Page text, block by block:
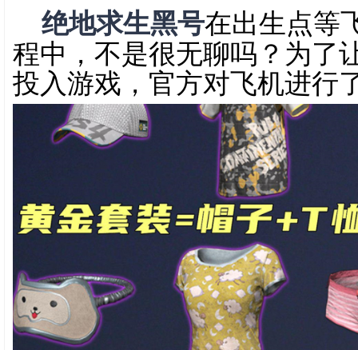
绝地求生黑号在出生点等
程中，不是很无聊吗？为了
投入游戏，官方对飞机进行